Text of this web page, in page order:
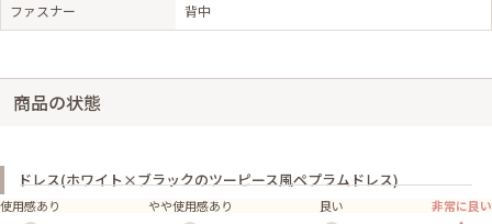
ファスナー 背中
商品の状態
ドレス(ホワイト×ブラックのツーピース風ペプラムドレス)
使用感あり やや使用感あり 良い 非常に良い